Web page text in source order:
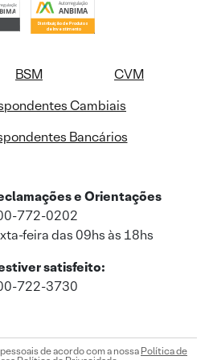
BSM
CVM
Cambiais
Bancários
e Orientações
772-0202
feira das 09hs às 18hs
satisfeito:
722-3730
de acordo com a nossa Política de